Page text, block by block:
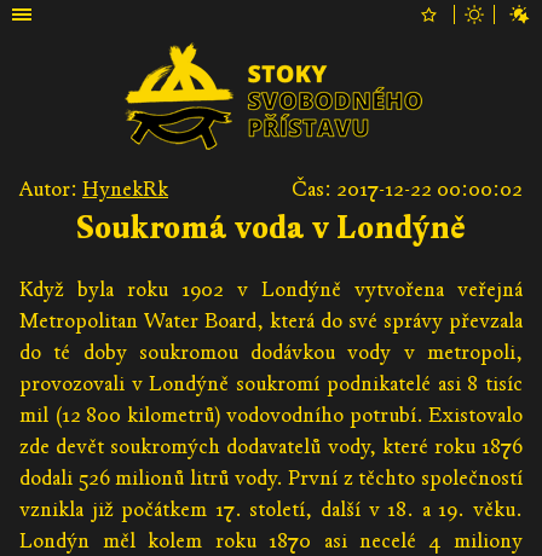
Autor: HynekRk Čas: 2017-12-22 00:00:02
Soukromá voda v Londýně
Když byla roku 1902 v Londýně vytvořena veřejná
Metropolitan Water Board, která do své správy převzala
do té doby soukromou dodávkou vody v metropoli,
provozovali v Londýně soukromí podnikatelé asi 8 tisíc
mil (12 800 kilometrů) vodovodního potrubí. Existovalo
zde devět soukromých dodavatelů vody, které roku 1876
dodali 526 milionů litrů vody. První z těchto společností
vznikla již počátkem 17. století, další v 18. a 19. věku.
Londýn měl kolem roku 1870 asi necelé 4 miliony